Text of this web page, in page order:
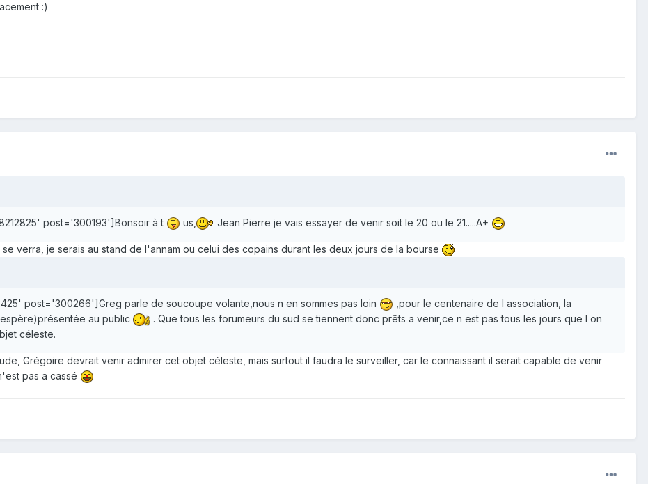
:)
post='300193']Bonsoir à t us, Jean Pierre je vais essayer de venir soit le 20 ou le 21.....A+
verra, je serais au stand de l'annam ou celui des copains durant les deux jours de la bourse
post='300266']Greg parle de soucoupe volante,nous n en sommes pas loin
,pour le centenaire de l association, la
au public
. Que tous les forumeurs du sud se tiennent donc prêts a venir,ce n est pas tous les jours que l on
céleste.
Grégoire devrait venir admirer cet objet céleste, mais surtout il faudra le surveiller, car le connaissant il serait capable de venir
pas a cassé